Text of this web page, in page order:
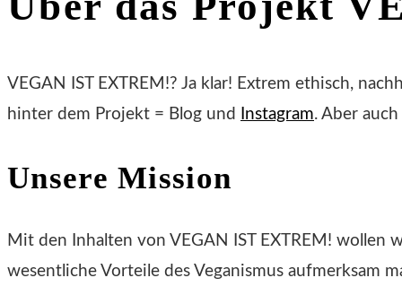
the
VEGAN IST EXTREM!? Ja klar! Extrem ethisch,
hinter dem Projekt = Blog und
Instagram. Aber auch
Unsere Mission
Mit den Inhalten von VEGAN IST EXTREM!
wesentliche Vorteile des Veganismus aufmerksam